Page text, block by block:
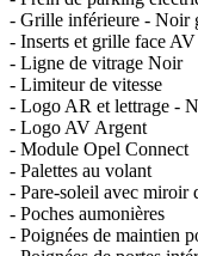
- Grille inférieure - Noir
- Inserts et grille face
- Ligne de vitrage Noir
- Limiteur de vitesse
- Logo AR et lettrage -
- Logo AV Argent
- Module Opel Connect
- Palettes au volant
- Pare-soleil avec miroir
- Poches aumonières
- Poignées de maintien